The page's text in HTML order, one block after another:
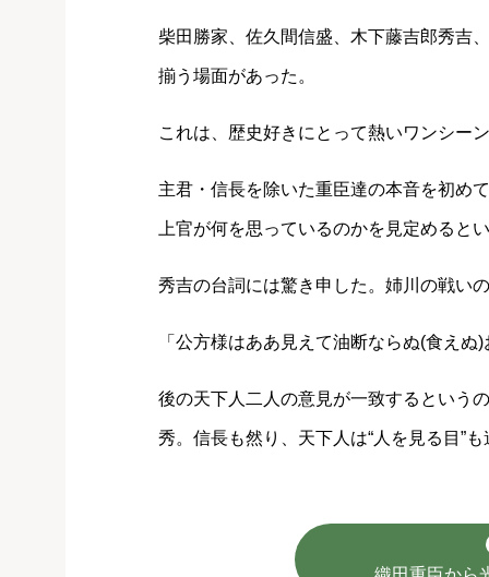
柴田勝家、佐久間信盛、木下藤吉郎秀吉
揃う場面があった。
これは、歴史好きにとって熱いワンシー
主君・信長を除いた重臣達の本音を初め
上官が何を思っているのかを見定めると
秀吉の台詞には驚き申した。姉川の戦い
「公方様はああ見えて油断ならぬ(食えぬ
後の天下人二人の意見が一致するという
秀。信長も然り、天下人は“人を見る目”